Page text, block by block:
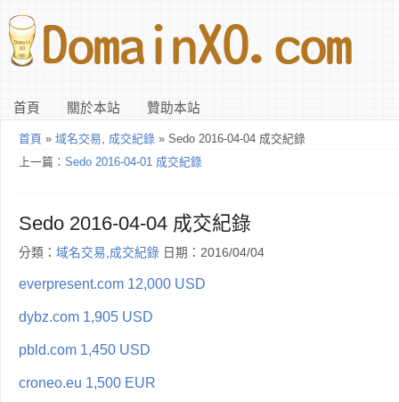
首頁 關於本站 贊助本站
首頁 » 域名交易, 成交紀錄 » Sedo 2016-04-04 成交紀錄
上一篇： Sedo 2016-04-01 成交紀錄
Sedo 2016-04-04 成交紀錄
分類： 域名交易,成交紀錄 日期：2016/04/04
everpresent.com 12,000 USD
dybz.com 1,905 USD
pbld.com 1,450 USD
croneo.eu 1,500 EUR